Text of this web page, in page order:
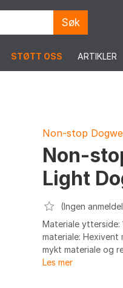
Søk
STØTT OSS ARTIKLER
Non-stop
Non-
Light
(Ingen
Materiale ytterside:
materiale: Hexivent
mykt materiale og
Les mer